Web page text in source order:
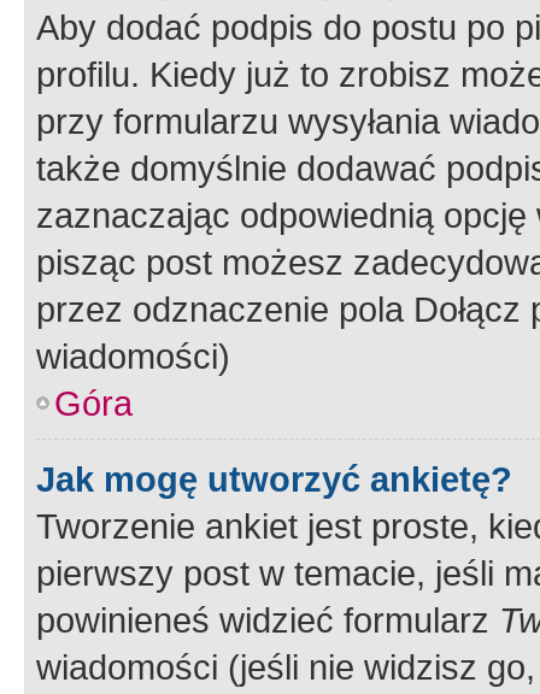
Aby dodać podpis do postu po
profilu. Kiedy już to zrobisz
przy formularzu wysyłania
także domyślnie dodawać
zaznaczając odpowiednią
pisząc post możesz
przez odznaczenie pola
wiadomości)
Góra
Jak mogę utworzyć ankietę?
Tworzenie ankiet jest proste,
pierwszy post w temacie, jeśli
powinieneś widzieć formularz
wiadomości (jeśli nie widzisz